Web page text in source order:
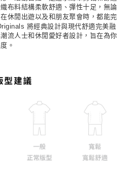
布料結構柔軟舒適、彈性十足，無論
休閒出遊以及和朋友聚會時，都能完
將經典設計與現代舒適完美融
流人士和休閒愛好者設計，旨在為你
。